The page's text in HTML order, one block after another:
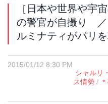
［日本や世界や宇
の警官が自撮り
ルミナティがパリ
2015/01/12 8:30 PM
シャルリ
ス情勢 /